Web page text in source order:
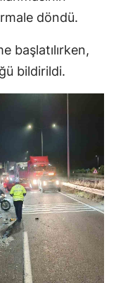
döndü.
başlatılırken,
bildirildi.